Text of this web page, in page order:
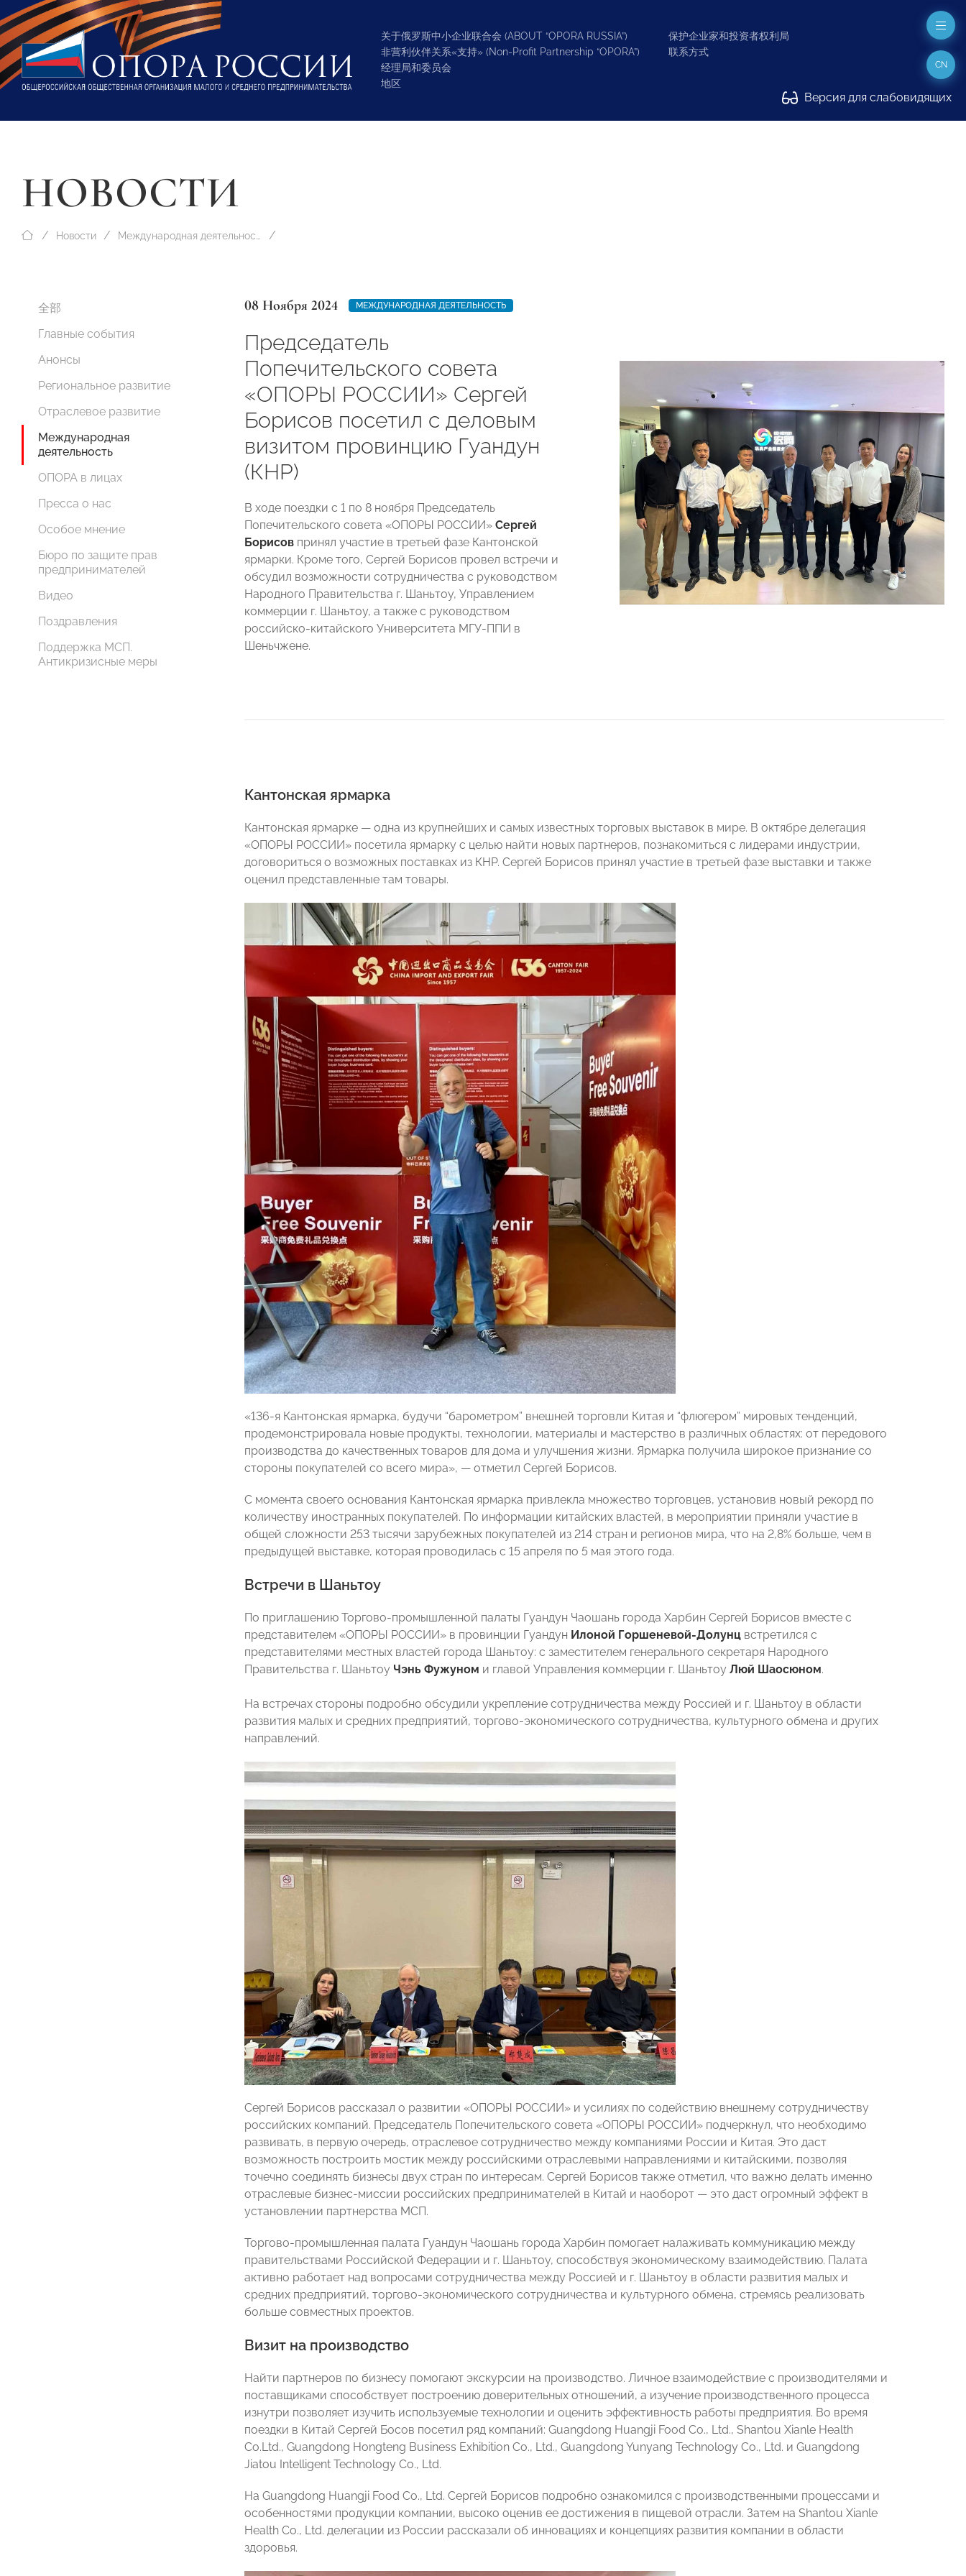
关于俄罗斯中小企业联合会 (ABOUT “OPORA RUSSIA”)
非营利伙伴关系«支持» (Non-Profit Partnership “OPORA”)
经理局和委员会
地区
保护企业家和投资者权利局
联系方式
Версия для слабовидящих
CN
НОВОСТИ
Новости Международная деятельность
全部
Главные события
Анонсы
Региональное развитие
Отраслевое развитие
Международная
деятельность
ОПОРА в лицах
Пресса о нас
Особое мнение
Бюро по защите прав
предпринимателей
Видео
Поздравления
Поддержка МСП.
Антикризисные меры
08 Ноября 2024 МЕЖДУНАРОДНАЯ ДЕЯТЕЛЬНОСТЬ
Председатель
Попечительского совета
«ОПОРЫ РОССИИ» Сергей
Борисов посетил с деловым
визитом провинцию Гуандун
(КНР)
В ходе поездки с 1 по 8 ноября Председатель
Попечительского совета «ОПОРЫ РОССИИ» Сергей
Борисов принял участие в третьей фазе Кантонской
ярмарки. Кроме того, Сергей Борисов провел встречи и
обсудил возможности сотрудничества с руководством
Народного Правительства г. Шаньтоу, Управлением
коммерции г. Шаньтоу, а также с руководством
российско-китайского Университета МГУ-ППИ в
Шеньчжене.
Кантонская ярмарка
Кантонская ярмарке — одна из крупнейших и самых известных торговых выставок в мире. В октябре делегация
«ОПОРЫ РОССИИ» посетила ярмарку с целью найти новых партнеров, познакомиться с лидерами индустрии,
договориться о возможных поставках из КНР. Сергей Борисов принял участие в третьей фазе выставки и также
оценил представленные там товары.
«136-я Кантонская ярмарка, будучи “барометром” внешней торговли Китая и “флюгером” мировых тенденций,
продемонстрировала новые продукты, технологии, материалы и мастерство в различных областях: от передового
производства до качественных товаров для дома и улучшения жизни. Ярмарка получила широкое признание со
стороны покупателей со всего мира», — отметил Сергей Борисов.
С момента своего основания Кантонская ярмарка привлекла множество торговцев, установив новый рекорд по
количеству иностранных покупателей. По информации китайских властей, в мероприятии приняли участие в
общей сложности 253 тысячи зарубежных покупателей из 214 стран и регионов мира, что на 2,8% больше, чем в
предыдущей выставке, которая проводилась с 15 апреля по 5 мая этого года.
Встречи в Шаньтоу
По приглашению Торгово-промышленной палаты Гуандун Чаошань города Харбин Сергей Борисов вместе с
представителем «ОПОРЫ РОССИИ» в провинции Гуандун Илоной Горшеневой-Долунц встретился с
представителями местных властей города Шаньтоу: с заместителем генерального секретаря Народного
Правительства г. Шаньтоу Чэнь Фужуном и главой Управления коммерции г. Шаньтоу Люй Шаосюном.
На встречах стороны подробно обсудили укрепление сотрудничества между Россией и г. Шаньтоу в области
развития малых и средних предприятий, торгово-экономического сотрудничества, культурного обмена и других
направлений.
Сергей Борисов рассказал о развитии «ОПОРЫ РОССИИ» и усилиях по содействию внешнему сотрудничеству
российских компаний. Председатель Попечительского совета «ОПОРЫ РОССИИ» подчеркнул, что необходимо
развивать, в первую очередь, отраслевое сотрудничество между компаниями России и Китая. Это даст
возможность построить мостик между российскими отраслевыми направлениями и китайскими, позволяя
точечно соединять бизнесы двух стран по интересам. Сергей Борисов также отметил, что важно делать именно
отраслевые бизнес-миссии российских предпринимателей в Китай и наоборот — это даст огромный эффект в
установлении партнерства МСП.
Торгово-промышленная палата Гуандун Чаошань города Харбин помогает налаживать коммуникацию между
правительствами Российской Федерации и г. Шаньтоу, способствуя экономическому взаимодействию. Палата
активно работает над вопросами сотрудничества между Россией и г. Шаньтоу в области развития малых и
средних предприятий, торгово-экономического сотрудничества и культурного обмена, стремясь реализовать
больше совместных проектов.
Визит на производство
Найти партнеров по бизнесу помогают экскурсии на производство. Личное взаимодействие с производителями и
поставщиками способствует построению доверительных отношений, а изучение производственного процесса
изнутри позволяет изучить используемые технологии и оценить эффективность работы предприятия. Во время
поездки в Китай Сергей Босов посетил ряд компаний: Guangdong Huangji Food Co., Ltd., Shantou Xianle Health
Co.Ltd., Guangdong Hongteng Business Exhibition Co., Ltd., Guangdong Yunyang Technology Co., Ltd. и Guangdong
Jiatou Intelligent Technology Co., Ltd.
На Guangdong Huangji Food Co., Ltd. Сергей Борисов подробно ознакомился с производственными процессами и
особенностями продукции компании, высоко оценив ее достижения в пищевой отрасли. Затем на Shantou Xianle
Health Co., Ltd. делегации из России рассказали об инновациях и концепциях развития компании в области
здоровья.